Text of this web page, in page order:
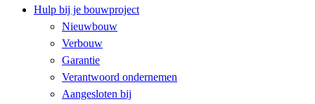
Hulp bij je bouwproject
Nieuwbouw
Verbouw
Garantie
Verantwoord ondernemen
Aangesloten bij